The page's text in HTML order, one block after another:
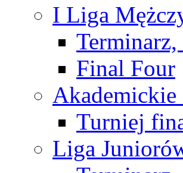
I Liga
Final Four
Turniej
Liga